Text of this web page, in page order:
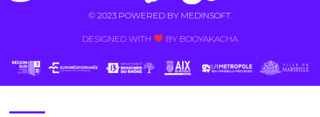
© 2023 POWERED BY MEDINSOFT.
DESIGNED WITH BY BOOYAKACHA​